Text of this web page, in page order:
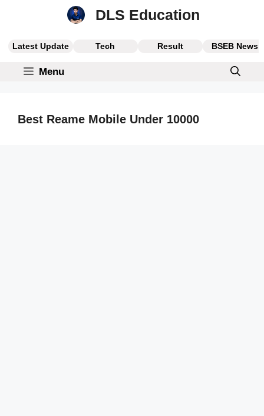
DLS Education
Latest Update Tech Result BSEB News
Menu
Best Reame Mobile Under 10000